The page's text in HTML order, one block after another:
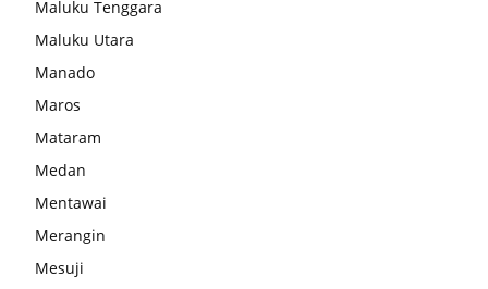
Maluku Tenggara
Maluku Utara
Manado
Maros
Mataram
Medan
Mentawai
Merangin
Mesuji